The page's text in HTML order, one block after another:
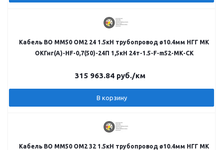
Кабель ВО MM50 OM2 24 1.5кН трубопровод ø10.4мм НГГ МК
ОКГнг(А)-HF-0,7(50)-24П 1,5кН 24т-1.5-F-m52-МК-СК
315 963.84руб./км
В корзину
Кабель ВО MM50 OM2 32 1.5кН трубопровод ø10.4мм НГГ МК